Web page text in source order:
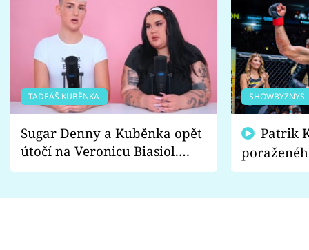
TADEÁŠ KUBĚNKA
Sugar Denny a Kuběnka opět
útočí na Veronicu Biasiol.
Proč je podle nich falešná a
SHOWBYZNYS
fanoušci